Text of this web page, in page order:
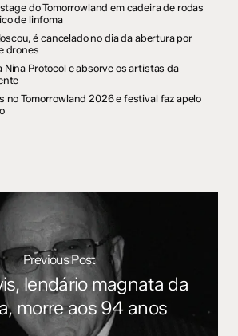
do Tomorrowland em cadeira de rodas
de linfoma
é cancelado no dia da abertura por
drones
Nina Protocol e absorve os artistas da
no Tomorrowland 2026 e festival faz apelo
Previous Post
lendário magnata da
morre aos 94 anos